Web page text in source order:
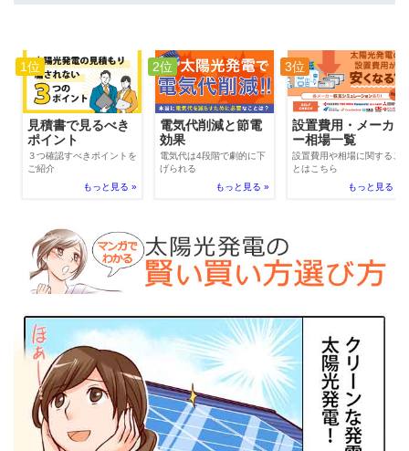
1位
見積書で見るべき
ポイント
３つ確認すべきポイントを
ご紹介
もっと見る »
2位
電気代削減と節電
効果
電気代は4段階で劇的に下
げられる
もっと見る »
3位
設置費用・メーカ
ー相場一覧
設置費用や相場に関するこ
とはこちら
もっと見る »